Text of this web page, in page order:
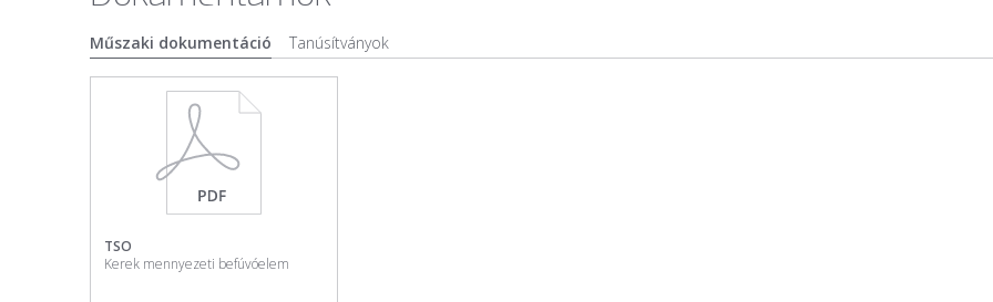
Műszaki dokumentáció Tanúsítványok
TSO
Kerek mennyezeti befúvóelem